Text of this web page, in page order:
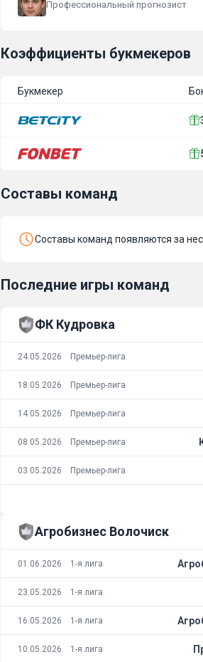
Профессиональный прогнозист
Коэффициенты букмекеров
Букмекер
Составы команд
Составы команд появляются за
Последние игры команд
ФК Кудровка
24.05.2026 Премьер-лига
18.05.2026 Премьер-лига
14.05.2026 Премьер-лига
08.05.2026 Премьер-лига
03.05.2026 Премьер-лига
Агробизнес Волочиск
01.06.2026 1-я лига
23.05.2026 1-я лига
16.05.2026 1-я лига
10.05.2026 1-я лига